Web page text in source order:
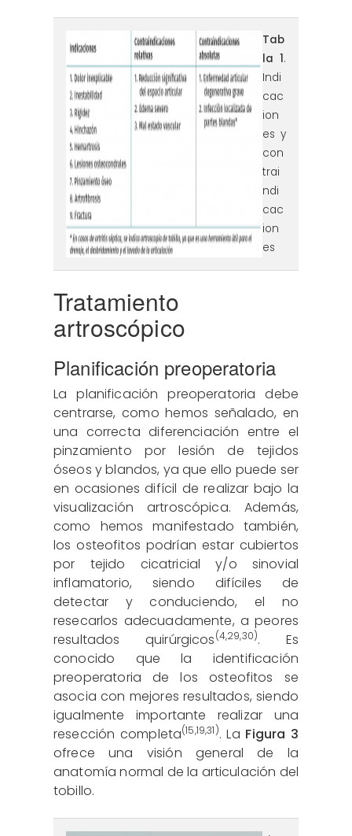
tabla1.png
Tab
la 1.
Indi
cac
ion
es y
con
trai
ndi
cac
ion
es
Tratamiento
artroscópico
Planificación preoperatoria
La planificación preoperatoria debe
centrarse, como hemos señalado, en
una correcta diferenciación entre el
pinzamiento por lesión de tejidos
óseos y blandos, ya que ello puede ser
en ocasiones difícil de realizar bajo la
visualización artroscópica. Además,
como hemos manifestado también,
los osteofitos podrían estar cubiertos
por tejido cicatricial y/o sinovial
inflamatorio, siendo difíciles de
detectar y conduciendo, el no
resecarlos adecuadamente, a peores
resultados quirúrgicos(4,29,30). Es
conocido que la identificación
preoperatoria de los osteofitos se
asocia con mejores resultados, siendo
igualmente importante realizar una
resección completa(15,19,31). La Figura 3
ofrece una visión general de la
anatomía normal de la articulación del
tobillo.